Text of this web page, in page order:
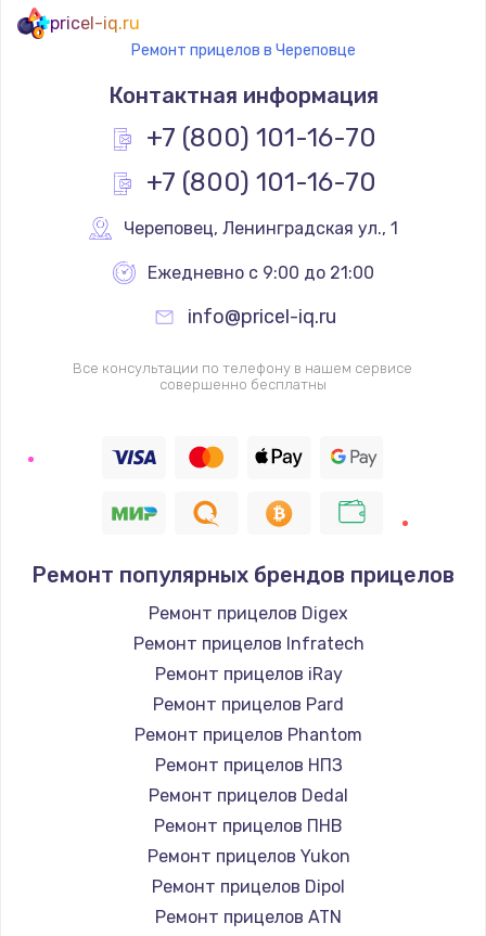
pricel-iq.ru
Ремонт прицелов в Череповце
Контактная информация
+7 (800) 101-16-70
+7 (800) 101-16-70
Череповец, Ленинградская ул., 1
Ежедневно с 9:00 до 21:00
info@pricel-iq.ru
Все консультации по телефону в нашем сервисе
совершенно бесплатны
Ремонт популярных брендов прицелов
Ремонт прицелов Digex
Ремонт прицелов Infratech
Ремонт прицелов iRay
Ремонт прицелов Pard
Ремонт прицелов Phantom
Ремонт прицелов НПЗ
Ремонт прицелов Dedal
Ремонт прицелов ПНВ
Ремонт прицелов Yukon
Ремонт прицелов Dipol
Ремонт прицелов ATN